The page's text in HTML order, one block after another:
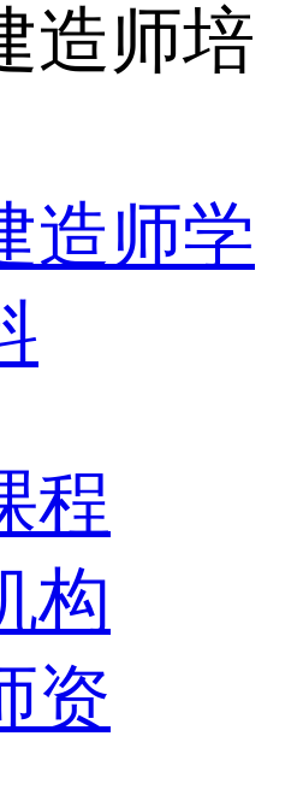
造师培
造师学
程
构
资